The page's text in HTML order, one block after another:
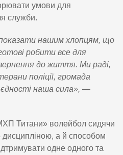
умови для
служби.
нашим хлопцям, що
робити все для
до життя. Ми раді,
поліції, громада
наша сила», —
Титани» волейбол сидячи
а й способом
одне одного та